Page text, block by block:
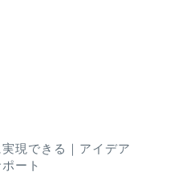
現できる｜アイデア
ート